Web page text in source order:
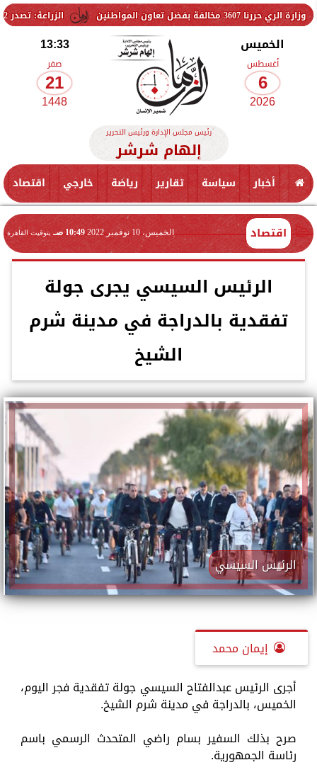
الزراعة: تصدر 712 ترخيص تشغيل جديد لمشروعات الثروة الحيوانية والداجنة.. وتسجيل 832 مخلوط أعلاف
الخميس
أغسطس
6
2026
13:33
صفر
21
1448
رئيس مجلس الإدارة ورئيس التحرير
إلهام شرشر
أخبار سياسة تقارير رياضة خارجي اقتصاد
اقتصاد الخميس، 10 نوفمبر 2022 10:49 صـ بتوقيت القاهرة
الرئيس السيسي يجرى جولة
تفقدية بالدراجة في مدينة شرم
الشيخ
الرئيس السيسي
إيمان محمد
أجرى الرئيس عبدالفتاح السيسي جولة تفقدية فجر اليوم،
الخميس، بالدراجة في مدينة شرم الشيخ.
صرح بذلك السفير بسام راضي المتحدث الرسمي باسم
رئاسة الجمهورية.